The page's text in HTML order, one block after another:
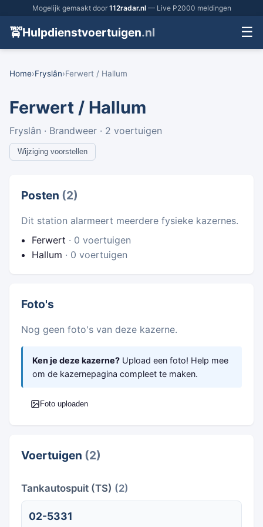
Mogelijk gemaakt door 112radar.nl— Live P2000 meldingen
🚖Hulpdienstvoertuigen.nl ☰
Home›Fryslân›Ferwert / Hallum
Ferwert / Hallum
Fryslân · Brandweer · 2 voertuigen
Wijziging voorstellen
Posten (2)
Dit station alarmeert meerdere fysieke kazernes.
Ferwert · 0 voertuigen
Hallum · 0 voertuigen
Foto's
Nog geen foto's van deze kazerne.
Ken je deze kazerne? Upload een foto! Help mee
om de kazernepagina compleet te maken.
Foto uploaden
Voertuigen (2)
Tankautospuit (TS) (2)
02-5331